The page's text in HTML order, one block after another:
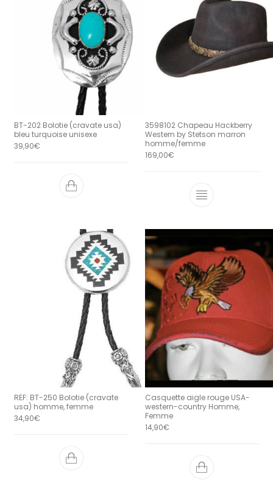
BT-202 Bolotie (cravate usa)
bleu turquoise unisexe
39,90€
3598102 Chapeau Hackberry
Western by Stetson marron
homme/femme
169,00€
Ce produit a
REF: BT-250 Bolotie (cravate
usa) homme, femme
34,90€
Casquette aigle rouge USA-
western-country Homme,
Femme
14,90€